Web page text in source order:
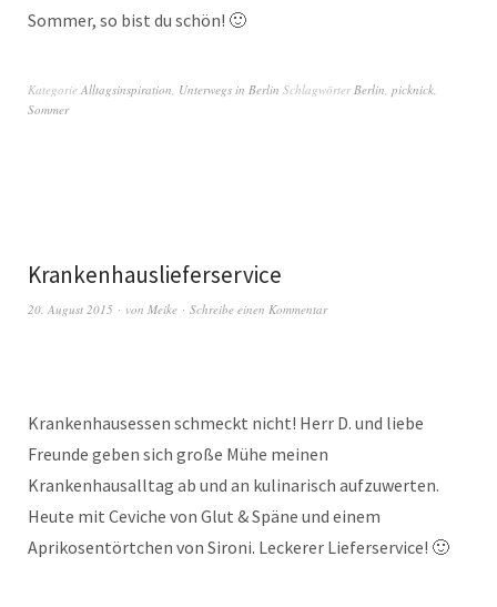
Sommer, so bist du schön! 🙂
Kategorie Alltagsinspiration, Unterwegs in Berlin SchlagwörterBerlin, picknick,
Sommer
Krankenhauslieferservice
20. August 2015 von Meike Schreibe einen Kommentar
Krankenhausessen schmeckt nicht! Herr D. und liebe
Freunde geben sich große Mühe meinen
Krankenhausalltag ab und an kulinarisch aufzuwerten.
Heute mit Ceviche von Glut & Späne und einem
Aprikosentörtchen von Sironi. Leckerer Lieferservice! 🙂